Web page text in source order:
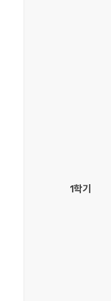
1학기